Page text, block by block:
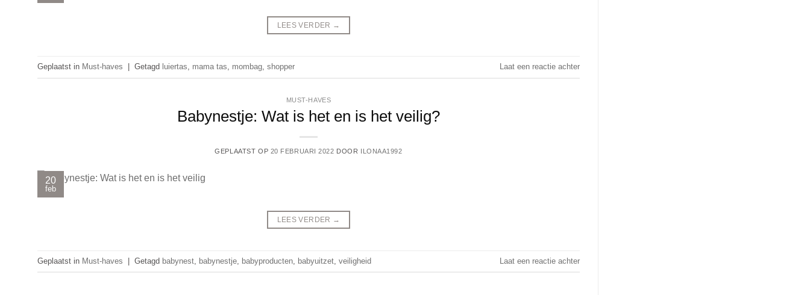
LEES VERDER →
Geplaatst in Must-haves Getagd luiertas mama tas mombag shopper Laat een reactie achter
MUST-HAVES
Babynestje: Wat is het en is het veilig?
GEPLAATST OP 20 FEBRUARI 2022 DOOR ILONAA1992
20
feb
LEES VERDER →
Geplaatst in Must-haves Getagd babynest babynestje babyproducten babyuitzet veiligheid Laat een reactie achter